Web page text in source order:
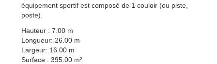
équipement sportif est composé de 1 couloir (ou piste,
poste).
Hauteur : 7.00 m
Longueur: 26.00 m
Largeur: 16.00 m
Surface : 395.00 m²